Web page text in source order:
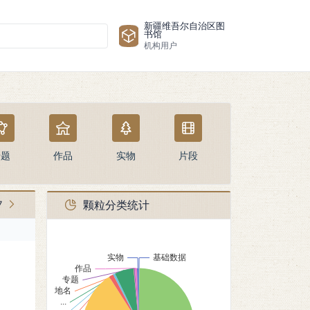
新疆维吾尔自治区图
书馆
机构用户
作品 实物 片段
颗粒分类统计